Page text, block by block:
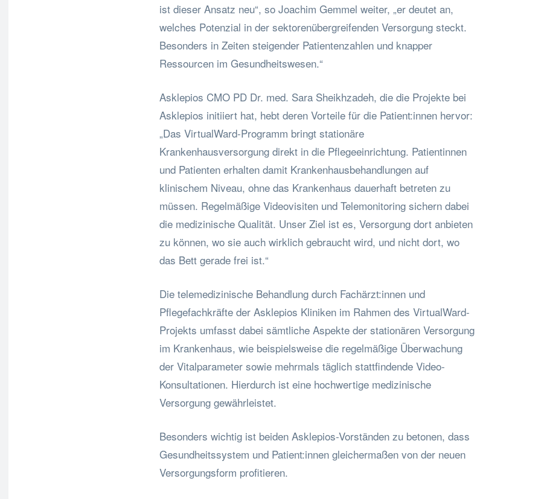
ist dieser Ansatz neu“, so Joachim Gemmel weiter, „er deutet an,
welches Potenzial in der sektorenübergreifenden Versorgung steckt.
Besonders in Zeiten steigender Patientenzahlen und knapper
Ressourcen im Gesundheitswesen.“
Asklepios CMO PD Dr. med. Sara Sheikhzadeh, die die Projekte bei
Asklepios initiiert hat, hebt deren Vorteile für die Patient:innen hervor:
„Das VirtualWard-Programm bringt stationäre
Krankenhausversorgung direkt in die Pflegeeinrichtung. Patientinnen
und Patienten erhalten damit Krankenhausbehandlungen auf
klinischem Niveau, ohne das Krankenhaus dauerhaft betreten zu
müssen. Regelmäßige Videovisiten und Telemonitoring sichern dabei
die medizinische Qualität. Unser Ziel ist es, Versorgung dort anbieten
zu können, wo sie auch wirklich gebraucht wird, und nicht dort, wo
das Bett gerade frei ist.“
Die telemedizinische Behandlung durch Fachärzt:innen und
Pflegefachkräfte der Asklepios Kliniken im Rahmen des VirtualWard-
Projekts umfasst dabei sämtliche Aspekte der stationären Versorgung
im Krankenhaus, wie beispielsweise die regelmäßige Überwachung
der Vitalparameter sowie mehrmals täglich stattfindende Video-
Konsultationen. Hierdurch ist eine hochwertige medizinische
Versorgung gewährleistet.
Besonders wichtig ist beiden Asklepios-Vorständen zu betonen, dass
Gesundheitssystem und Patient:innen gleichermaßen von der neuen
Versorgungsform profitieren.